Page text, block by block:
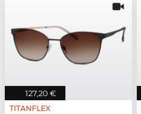
127,20 €
TITANFLEX